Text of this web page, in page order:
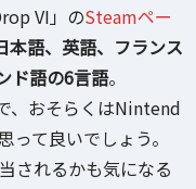
VI」のSteamペー
本語、英語、フランス
ド語の6言語。
、おそらくはNintend
て良いでしょう。
されるかも気になる